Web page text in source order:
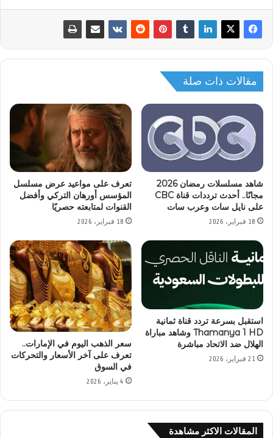
مقالات ذات صلة
شاهد مسلسلات رمضان 2026
مجانًا.. أحدث ترددات قناة CBC
على نايل سات وعرب سات
18 فبراير، 2026
تعرف على مواعيد عرض مسلسل
المؤسس أورهان التركي وأفضل
القنوات لمتابعته حصريًا
18 فبراير، 2026
استقبل بسرعة تردد قناة ثمانية
Thamanya 1 HD وشاهد مباراة
الهلال ضد الاتحاد مباشرة
21 فبراير، 2026
سعر الذهب اليوم في الإمارات..
تعرف على آخر الأسعار والتحركات
في السوق
4 يناير، 2026
المقالات الاكثر مشاهدة